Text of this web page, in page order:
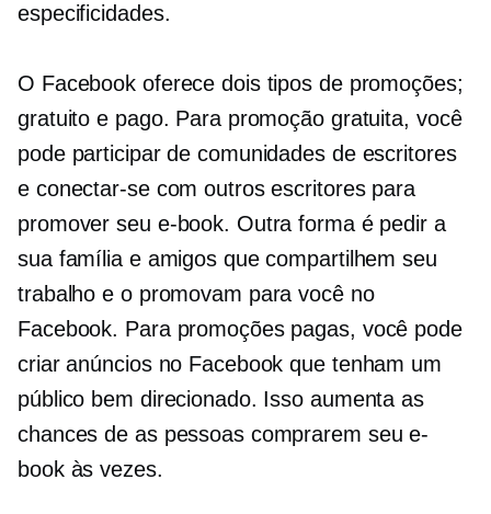
especificidades.
O Facebook oferece dois tipos de promoções;
gratuito e pago. Para promoção gratuita, você
pode participar de comunidades de escritores
e conectar-se com outros escritores para
promover seu e-book. Outra forma é pedir a
sua família e amigos que compartilhem seu
trabalho e o promovam para você no
Facebook. Para promoções pagas, você pode
criar anúncios no Facebook que tenham um
público bem direcionado. Isso aumenta as
chances de as pessoas comprarem seu e-
book às vezes.